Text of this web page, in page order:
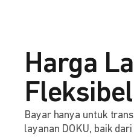
Harga
Bayar hanya untuk
layanan DOKU, baik